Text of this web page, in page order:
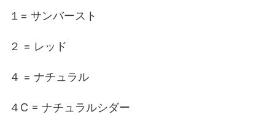
１= サンバースト
２ = レッド
４ = ナチュラル
４C = ナチュラルシダー